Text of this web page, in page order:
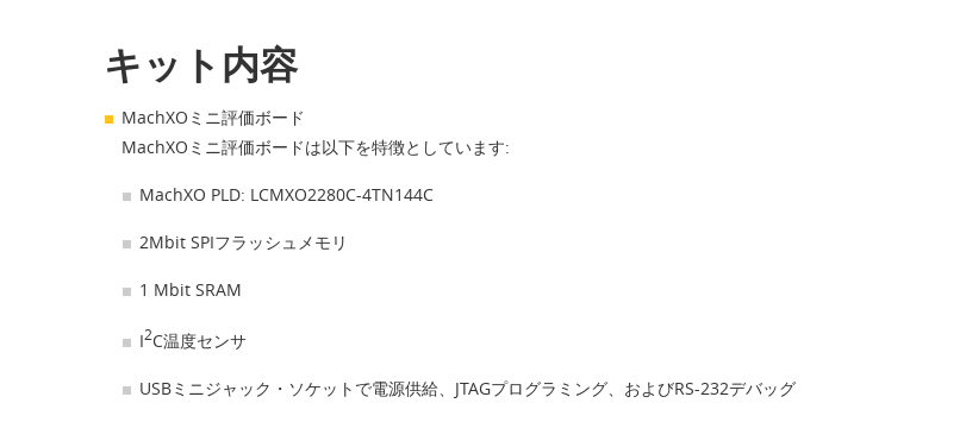
キット内容
MachXOミニ評価ボード
MachXOミニ評価ボードは以下を特徴としています:
MachXO PLD: LCMXO2280C-4TN144C
2Mbit SPIフラッシュメモリ
1 Mbit SRAM
I2C温度センサ
USBミニジャック・ソケットで電源供給、JTAGプログラミング、およびRS-232デバッグ